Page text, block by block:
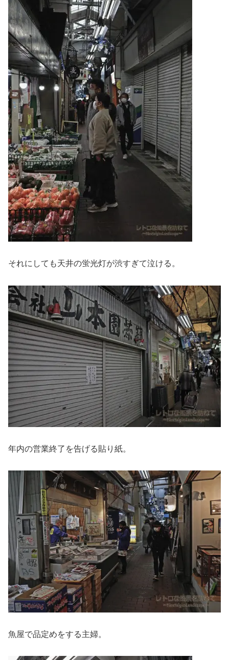
それにしても天井の蛍光灯が渋すぎて泣ける。
年内の営業終了を告げる貼り紙。
魚屋で品定めをする主婦。